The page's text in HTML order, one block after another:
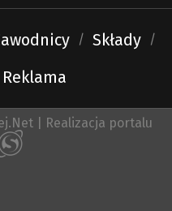
Składy
Reklama
| Realizacja portalu